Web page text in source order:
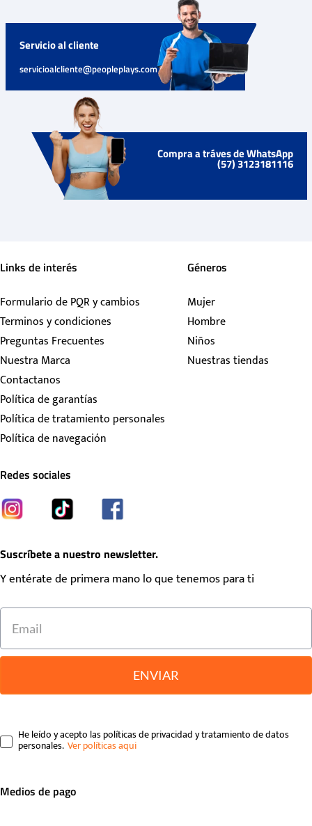
Servicio al cliente
servicioalcliente@peopleplays.com
Compra a tráves de WhatsApp
(57) 3123181116
Links de interés
Formulario de PQR y cambios
Terminos y condiciones
Preguntas Frecuentes
Nuestra Marca
Contactanos
Política de garantías
Política de tratamiento personales
Política de navegación
Géneros
Mujer
Hombre
Niños
Nuestras tiendas
Redes sociales
Suscríbete a nuestro newsletter.
Y entérate de primera mano lo que tenemos para ti
ENVIAR
He leído y acepto las políticas de privacidad y tratamiento de datos
personales.
Medios de pago